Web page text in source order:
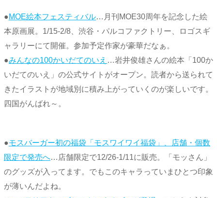
●MOE絵本フェスティバル…月刊MOE30周年を記念した絵
本原画展。1/15-2/8、渋谷・パルコファクトリー、ロゴスギ
ャラリーにて開催。参加予定作家が豪華だなぁ。
●みんなの100かいだてのいえ …岩井俊雄さんの絵本「100か
いだてのいえ」の公式サイトがオープン。読者から送られて
きたイラストが地域別に積み上がっていくのが楽しいです。
四国がんばれ～。
●モスバーガー初の福袋「モスワイワイ福袋」、店舗・個数
限定で発売へ…店舗限定で12/26-1/11に販売。「モッさん」
のグッズが入ってます。でもこのキャラっていまひとつ印象
が薄いんだよね。